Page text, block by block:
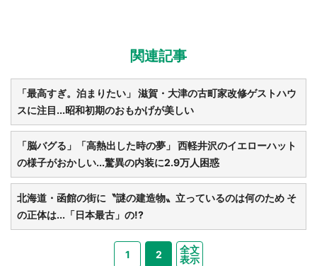
関連記事
「最高すぎ。泊まりたい」 滋賀・大津の古町家改修ゲストハウ
スに注目...昭和初期のおもかげが美しい
「脳バグる」「高熱出した時の夢」 西軽井沢のイエローハット
の様子がおかしい...驚異の内装に2.9万人困惑
北海道・函館の街に〝謎の建造物〟立っているのは何のため そ
の正体は...「日本最古」の!?
1 2
全文
表示